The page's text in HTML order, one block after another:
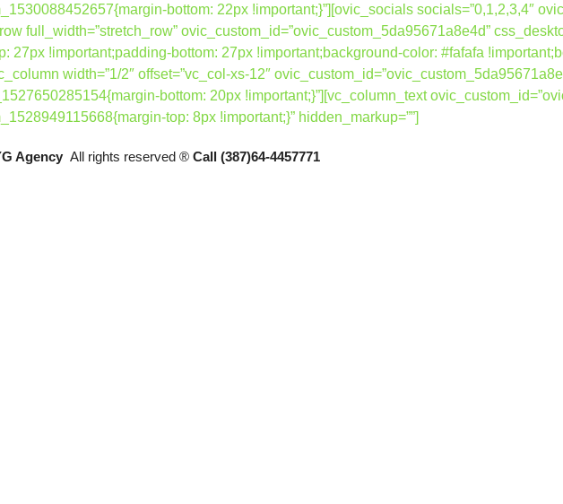
bottom: 22px !important;}”][ovic_socials socials=”0,1,2,3,4″
full_width=”stretch_row” ovic_custom_id=”ovic_custom_5da95671a8e4d”
27px !important;padding-bottom: 27px !important;background-color: #fafafa
width=”1/2″ offset=”vc_col-xs-12″
bottom: 20px !important;}”][vc_column_text
top: 8px !important;}” hidden_markup=””]
Agency All rights reserved ® Call (387)64-4457771